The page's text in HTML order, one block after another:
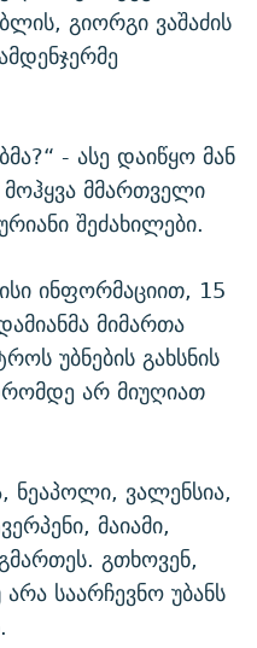
გიორგი ვაშაძის
- ასე დაიწყო მან
მმართველი
შეძახილები.
ინფორმაციით, 15
მიმართა
უბნების გახსნის
არ მიუღიათ
ვალენსია,
მაიამი,
გთხოვენ,
საარჩევნო უბანს